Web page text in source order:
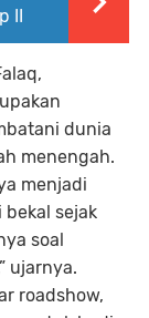
II
dunia
menengah.
menjadi
sejak
soal
ujarnya.
roadshow,